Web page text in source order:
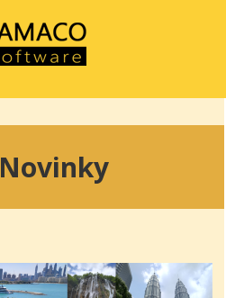
Novinky